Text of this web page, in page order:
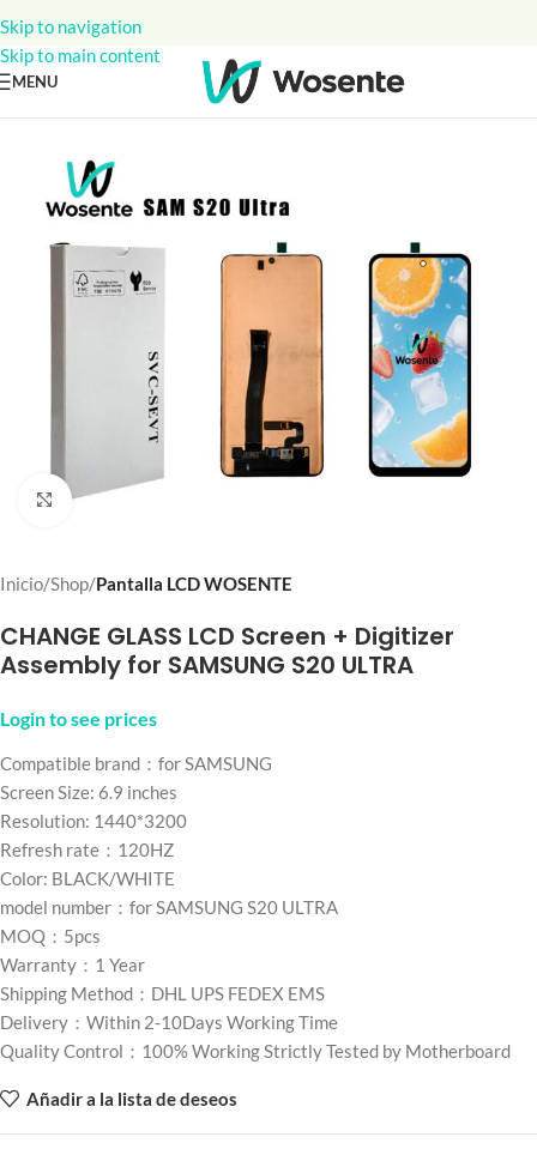
Skip to navigation
Skip to main content
MENU
Click to enlarge
Inicio Shop Pantalla LCD WOSENTE
CHANGE GLASS LCD Screen + Digitizer
Assembly for SAMSUNG S20 ULTRA
Login to see prices
Compatible brand：for SAMSUNG
Screen Size: 6.9 inches
Resolution: 1440*3200
Refresh rate：120HZ
Color: BLACK/WHITE
model number：for SAMSUNG S20 ULTRA
MOQ：5pcs
Warranty：1 Year
Shipping Method：DHL UPS FEDEX EMS
Delivery：Within 2-10Days Working Time
Quality Control：100% Working Strictly Tested by Motherboard
Añadir a la lista de deseos